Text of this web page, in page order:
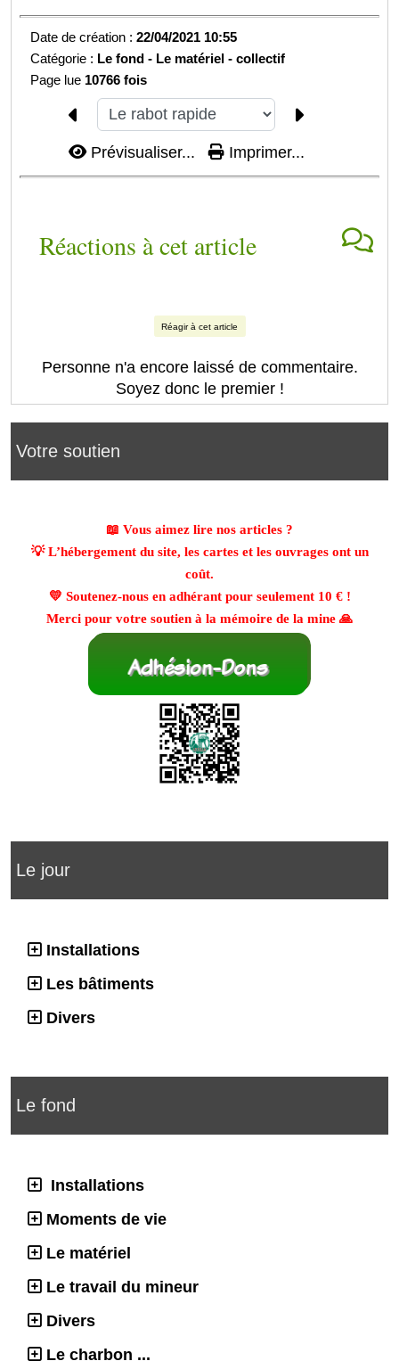
Votre soutien
📖 Vous aimez lire nos articles ?
💡 L’hébergement du site, les cartes et les ouvrages ont un
coût.
💛 Soutenez-nous en adhérant pour seulement 10 €!
Merci pour votre soutien à la mémoire de la mine 🙏
Le jour
Installations
Les bâtiments
Divers
Le fond
Installations
Moments de vie
Le matériel
Le travail du mineur
Divers
Le charbon ...
Date de création :22/04/2021 10:55
Catégorie : Le fond - Le matériel - collectif
Page lue 10766 fois
Prévisualiser... Imprimer...
Réactions à cet article
Réagir à cet article
Personne n'a encore laissé de commentaire.
Soyez donc le premier !